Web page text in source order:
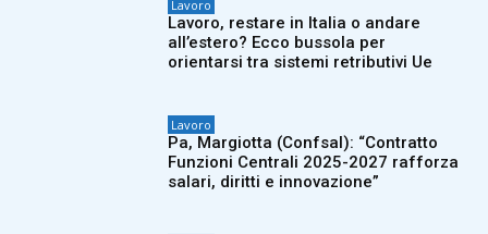
Lavoro
Lavoro, restare in Italia o andare
all’estero? Ecco bussola per
orientarsi tra sistemi retributivi Ue
Lavoro
Pa, Margiotta (Confsal): “Contratto
Funzioni Centrali 2025-2027 rafforza
salari, diritti e innovazione”